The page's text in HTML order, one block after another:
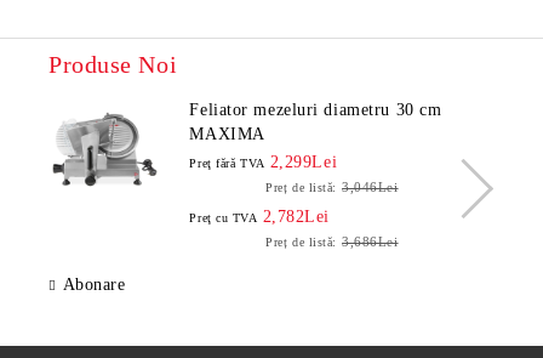
Produse Noi
Feliator mezeluri diametru 30 cm
MAXIMA
Preţ fără TVA 2,299Lei
Preț de listă: 3,046Lei
Preţ cu TVA 2,782Lei
Preț de listă: 3,686Lei
Abonare